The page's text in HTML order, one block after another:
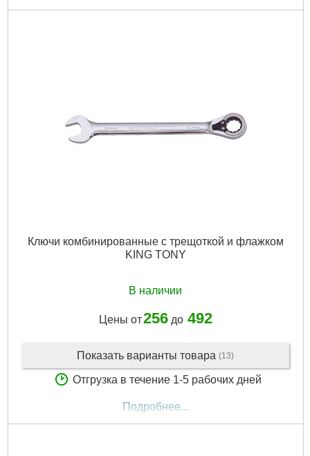
Ключи комбинированные с трещоткой и флажком
KING TONY
В наличии
Цены от256до 492
Показать варианты товара (13)
Отгрузка в течение 1-5 рабочих дней
Подробнее...